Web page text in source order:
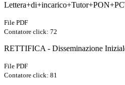
File PDF
Contatore click: 72
RETTIFICA - Disseminazione
File PDF
Contatore click: 81